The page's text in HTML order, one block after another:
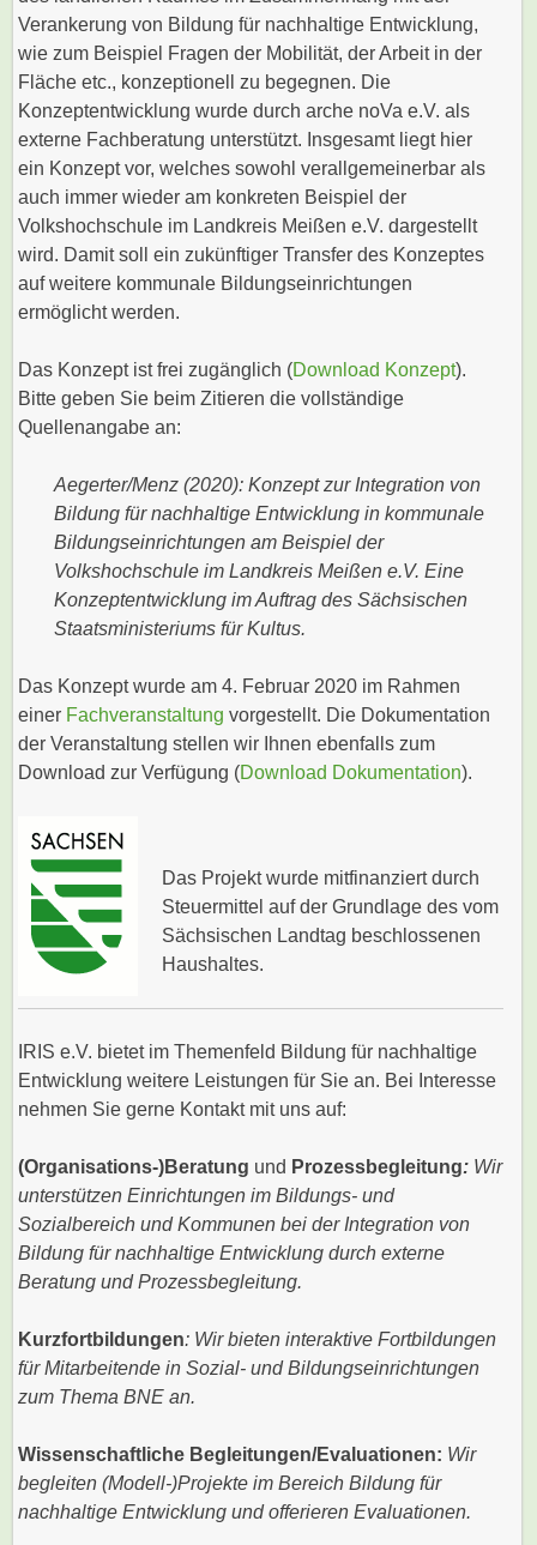
Verankerung von Bildung für nachhaltige Entwicklung,
wie zum Beispiel Fragen der Mobilität, der Arbeit in der
Fläche etc., konzeptionell zu begegnen. Die
Konzeptentwicklung wurde durch arche noVa e.V. als
externe Fachberatung unterstützt. Insgesamt liegt hier
ein Konzept vor, welches sowohl verallgemeinerbar als
auch immer wieder am konkreten Beispiel der
Volkshochschule im Landkreis Meißen e.V. dargestellt
wird. Damit soll ein zukünftiger Transfer des Konzeptes
auf weitere kommunale Bildungseinrichtungen
ermöglicht werden.
Das Konzept ist frei zugänglich (Download Konzept).
Bitte geben Sie beim Zitieren die vollständige
Quellenangabe an:
Aegerter/Menz (2020): Konzept zur Integration von
Bildung für nachhaltige Entwicklung in kommunale
Bildungseinrichtungen am Beispiel der
Volkshochschule im Landkreis Meißen e.V. Eine
Konzeptentwicklung im Auftrag des Sächsischen
Staatsministeriums für Kultus.
Das Konzept wurde am 4. Februar 2020 im Rahmen
einer Fachveranstaltung vorgestellt. Die Dokumentation
der Veranstaltung stellen wir Ihnen ebenfalls zum
Download zur Verfügung (Download Dokumentation).
Das Projekt wurde mitfinanziert durch
Steuermittel auf der Grundlage des vom
Sächsischen Landtag beschlossenen
Haushaltes.
IRIS e.V. bietet im Themenfeld Bildung für nachhaltige
Entwicklung weitere Leistungen für Sie an. Bei Interesse
nehmen Sie gerne Kontakt mit uns auf:
(Organisations-)Beratung und Prozessbegleitung: Wir
unterstützen Einrichtungen im Bildungs- und
Sozialbereich und Kommunen bei der Integration von
Bildung für nachhaltige Entwicklung durch externe
Beratung und Prozessbegleitung.
Kurzfortbildungen: Wir bieten interaktive Fortbildungen
für Mitarbeitende in Sozial- und Bildungseinrichtungen
zum Thema BNE an.
Wissenschaftliche Begleitungen/Evaluationen: Wir
begleiten (Modell-)Projekte im Bereich Bildung für
nachhaltige Entwicklung und offerieren Evaluationen.